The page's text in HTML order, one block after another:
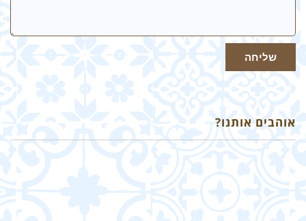
שליחה
אוהבים אותנו?